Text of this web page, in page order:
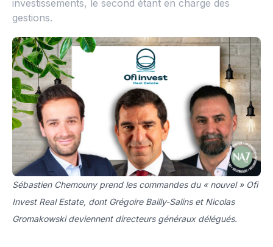
investissements, le second étant en charge des
gestions.
Sébastien Chemouny prend les commandes du « nouvel » Ofi
Invest Real Estate, dont Grégoire Bailly-Salins et Nicolas
Gromakowski deviennent directeurs généraux délégués.